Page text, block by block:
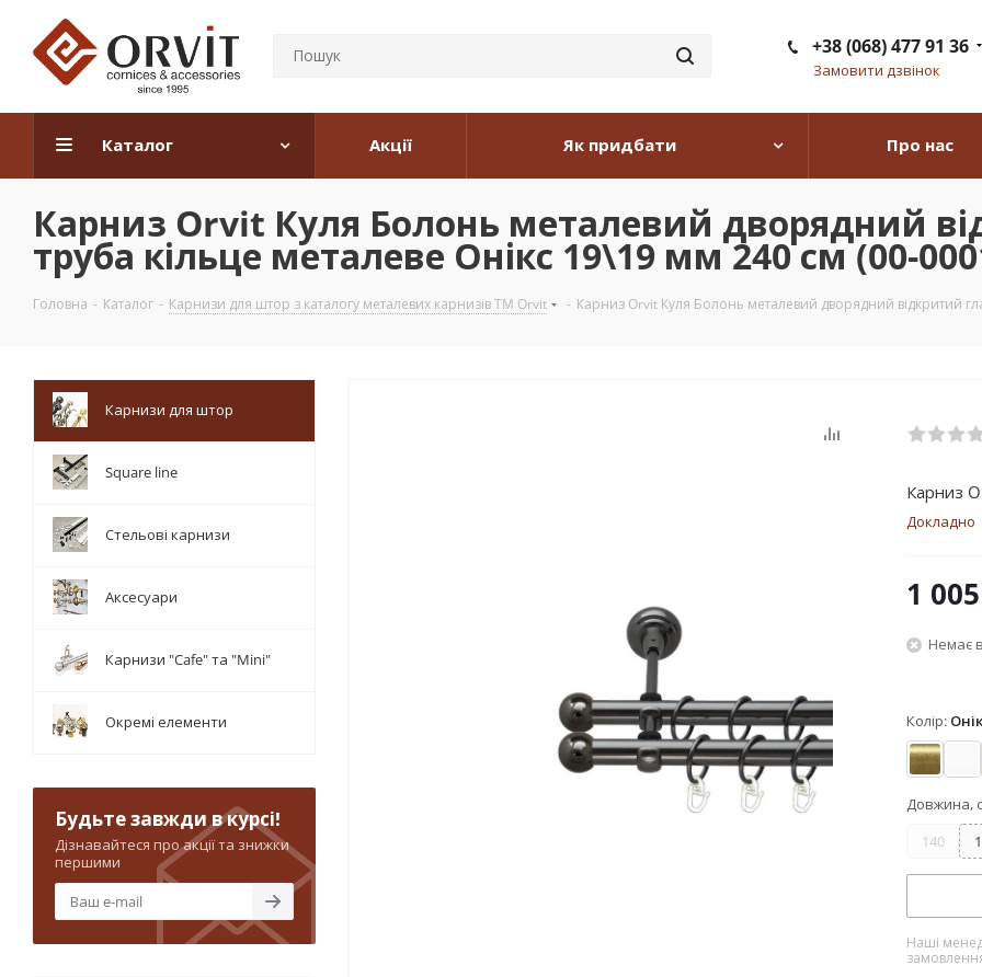
+38 (068) 477 91 36
Замовити дзвінок
Каталог Акції Як придбати Про нас
Карниз Orvit Куля Болонь металевий дворядний
труба кільце металеве Онікс 19\19 мм 240 см (00-
Головна - Каталог - Карнизи для штор з каталогу металевих карнизів TM Orvit - Карниз Orvit Куля Болонь металевий дворядний відкритий
Карниз
Докладно
1 005
Немає
Колір:
Антик
Довжина,
140
Наші
Карнизи для штор
Square line
Стельові карнизи
Аксесуари
Карнизи "Cafe" та "Mini"
Окремі елементи
Будьте завжди в курсі!
Дізнавайтеся про акції та знижки
першими